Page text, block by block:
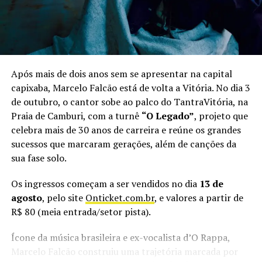
de reggae nacional a integrar o catálogo da Globoplay,
sem deixar de lado os clássicos que ajudaram a construir
a trajetória do grupo. “O público pode esperar um show
com músicas do nosso DVD acústico, mas também com
aquelas que fazem parte da nossa história e que a galera
do Espírito Santo conhece muito bem”, adianta o
vocalista.
Além do Alma Djem, o Vix Reggae Festival terá no line
up as bandas Adão Negro, Rasta Joint e Filosofia Reggae.
Ao todo, serão mais 14 horas de música à beira-mar,
reunindo artistas de diferentes gerações do reggae
brasileiro.
Vix Reggae Festival
Local:Oásis Beach Club, Vitória
Após mais de dois anos sem se apresentar na capital
capixaba, Marcelo Falcão está de volta a Vitória. No dia 3
de outubro, o cantor sobe ao palco do TantraVitória, na
Praia de Camburi, com a turnê “O Legado”, projeto que
celebra mais de 30 anos de carreira e reúne os grandes
sucessos que marcaram gerações, além de canções da
sua fase solo.
Os ingressos começam a ser vendidos no dia 13 de
agosto, pelo site Onticket.com.br, e valores a partir de
R$ 80 (meia entrada/setor pista).
Ícone da música brasileira e ex-vocalista d’O Rappa,
Marcelo Falcão construiu uma trajetória marcada por